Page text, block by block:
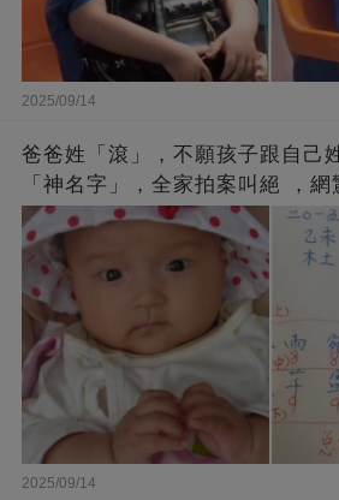
2025/09/14
爸爸姓「滾」，不願孩子跟自己
「神名字」，全家拍案叫絕 ，
2025/09/14